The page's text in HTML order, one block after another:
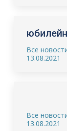
Все
13.08.2021
Все
13.08.2021